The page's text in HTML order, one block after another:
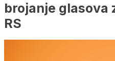
brojanje glasova
RS